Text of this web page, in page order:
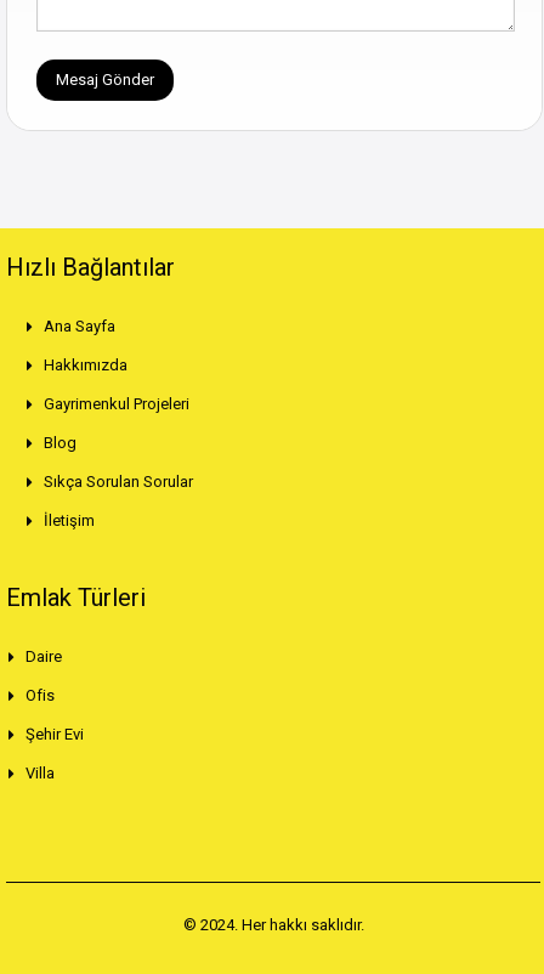
Hızlı Bağlantılar
Ana Sayfa
Hakkımızda
Gayrimenkul Projeleri
Blog
Sıkça Sorulan Sorular
İletişim
Emlak Türleri
Daire
Ofis
Şehir Evi
Villa
© 2024. Her hakkı saklıdır.